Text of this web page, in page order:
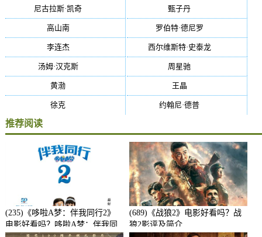
尼古拉斯·凯奇 甄子丹
高山南(33) 罗伯特·德尼罗
李连杰(29) 西尔维斯特·史泰龙(29)
汤姆·汉克斯(27) 周星驰
黄渤 王晶
徐克 约翰尼·德普
推荐阅读
(235)《哆啦A梦：伴我同行2》
电影好看吗？哆啦A梦：伴我同
(689)《战狼2》电影好看吗？战
狼2影评及简介